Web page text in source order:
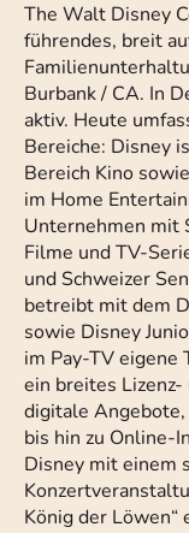
The Walt Disney
führendes, breit
Burbank / CA. In
aktiv. Heute
Bereiche: Disney
Bereich Kino
im Home
Unternehmen mit
Filme und TV-
und Schweizer
betreibt mit dem
sowie Disney
im Pay-TV eigene
ein breites
digitale
bis hin zu Online-
Disney mit einem
König der Löwen“